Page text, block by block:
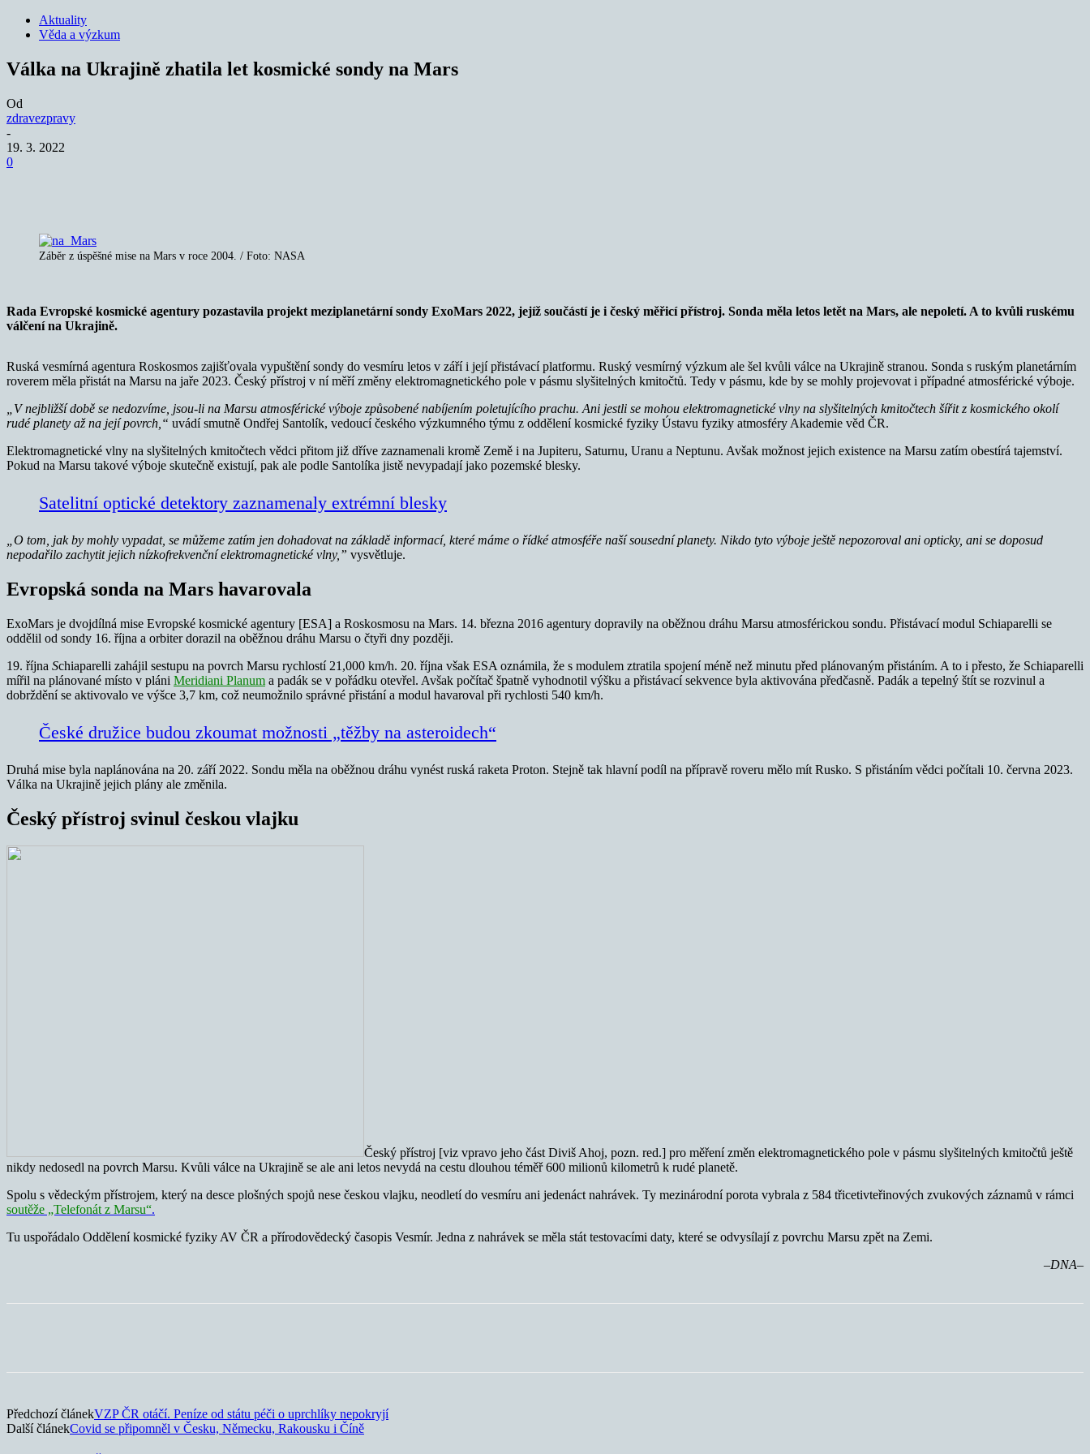
Aktuality
Věda a výzkum
Válka na Ukrajině zhatila let kosmické sondy na Mars
Od
zdravezpravy
-
19. 3. 2022
0
Záběr z úspěšné mise na Mars v roce 2004. / Foto: NASA
Rada Evropské kosmické agentury pozastavila projekt meziplanetární sondy ExoMars 2022, jejíž součástí je i český měřicí přístroj. Sonda měla letos letět na Mars, ale nepoletí. A to kvůli ruskému
válčení na Ukrajině.
Ruská vesmírná agentura Roskosmos zajišťovala vypuštění sondy do vesmíru letos v září i její přistávací platformu. Ruský vesmírný výzkum ale šel kvůli válce na Ukrajině stranou. Sonda s ruským planetárním
roverem měla přistát na Marsu na jaře 2023. Český přístroj v ní měří změny elektromagnetického pole v pásmu slyšitelných kmitočtů. Tedy v pásmu, kde by se mohly projevovat i případné atmosférické výboje.
„V nejbližší době se nedozvíme, jsou-li na Marsu atmosférické výboje způsobené nabíjením poletujícího prachu. Ani jestli se mohou elektromagnetické vlny na slyšitelných kmitočtech šířit z kosmického okolí
rudé planety až na její povrch,“ uvádí smutně Ondřej Santolík, vedoucí českého výzkumného týmu z oddělení kosmické fyziky Ústavu fyziky atmosféry Akademie věd ČR.
Elektromagnetické vlny na slyšitelných kmitočtech vědci přitom již dříve zaznamenali kromě Země i na Jupiteru, Saturnu, Uranu a Neptunu. Avšak možnost jejich existence na Marsu zatím obestírá tajemství.
Pokud na Marsu takové výboje skutečně existují, pak ale podle Santolíka jistě nevypadají jako pozemské blesky.
Satelitní optické detektory zaznamenaly extrémní blesky
„O tom, jak by mohly vypadat, se můžeme zatím jen dohadovat na základě informací, které máme o řídké atmosféře naší sousední planety. Nikdo tyto výboje ještě nepozoroval ani opticky, ani se doposud
nepodařilo zachytit jejich nízkofrekvenční elektromagnetické vlny,” vysvětluje.
Evropská sonda na Mars havarovala
ExoMars je dvojdílná mise Evropské kosmické agentury [ESA] a Roskosmosu na Mars. 14. března 2016 agentury dopravily na oběžnou dráhu Marsu atmosférickou sondu. Přistávací modul Schiaparelli se
oddělil od sondy 16. října a orbiter dorazil na oběžnou dráhu Marsu o čtyři dny později.
19. října Schiaparelli zahájil sestupu na povrch Marsu rychlostí 21,000 km/h. 20. října však ESA oznámila, že s modulem ztratila spojení méně než minutu před plánovaným přistáním. A to i přesto, že Schiaparelli
mířil na plánované místo v pláni Meridiani Planum a padák se v pořádku otevřel. Avšak počítač špatně vyhodnotil výšku a přistávací sekvence byla aktivována předčasně. Padák a tepelný štít se rozvinul a
dobrždění se aktivovalo ve výšce 3,7 km, což neumožnilo správné přistání a modul havaroval při rychlosti 540 km/h.
České družice budou zkoumat možnosti „těžby na asteroidech“
Druhá mise byla naplánována na 20. září 2022. Sondu měla na oběžnou dráhu vynést ruská raketa Proton. Stejně tak hlavní podíl na přípravě roveru mělo mít Rusko. S přistáním vědci počítali 10. června 2023.
Válka na Ukrajině jejich plány ale změnila.
Český přístroj svinul českou vlajku
Český přístroj [viz vpravo jeho část Diviš Ahoj, pozn. red.] pro měření změn elektromagnetického pole v pásmu slyšitelných kmitočtů ještě
nikdy nedosedl na povrch Marsu. Kvůli válce na Ukrajině se ale ani letos nevydá na cestu dlouhou téměř 600 milionů kilometrů k rudé planetě.
Spolu s vědeckým přístrojem, který na desce plošných spojů nese českou vlajku, neodletí do vesmíru ani jedenáct nahrávek. Ty mezinárodní porota vybrala z 584 třicetivteřinových zvukových záznamů v rámci
soutěže „Telefonát z Marsu“.
Tu uspořádalo Oddělení kosmické fyziky AV ČR a přírodovědecký časopis Vesmír. Jedna z nahrávek se měla stát testovacími daty, které se odvysílají z povrchu Marsu zpět na Zemi.
–DNA–
Předchozí článekVZP ČR otáčí. Peníze od státu péči o uprchlíky nepokryjí
Další článekCovid se připomněl v Česku, Německu, Rakousku i Číně